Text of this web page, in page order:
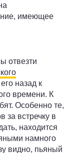
имеющее
отвезти
назад к
времени. К
Особенно те,
за встречку в
находится
намного
видно, пьяный